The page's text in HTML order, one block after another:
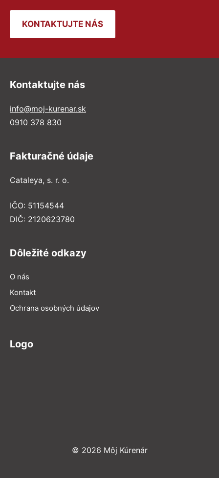
KONTAKTUJTE NÁS
Kontaktujte nás
info@moj-kurenar.sk
0910 378 830
Fakturačné údaje
Cataleya, s. r. o.
IČO: 51154544
DIČ: 2120623780
Dôležité odkazy
O nás
Kontakt
Ochrana osobných údajov
Logo
© 2026 Môj Kúrenár